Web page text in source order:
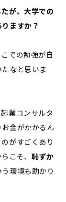
が、大学での
ますか？
での勉強が自
なと思いま
業コンサルタ
金がかかるん
がすごくあり
こそ、 恥ずか
う環境も助かり